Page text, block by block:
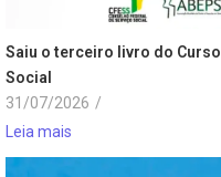
Saiu o terceiro livro do
Social
31/07/2026 /
Leia mais